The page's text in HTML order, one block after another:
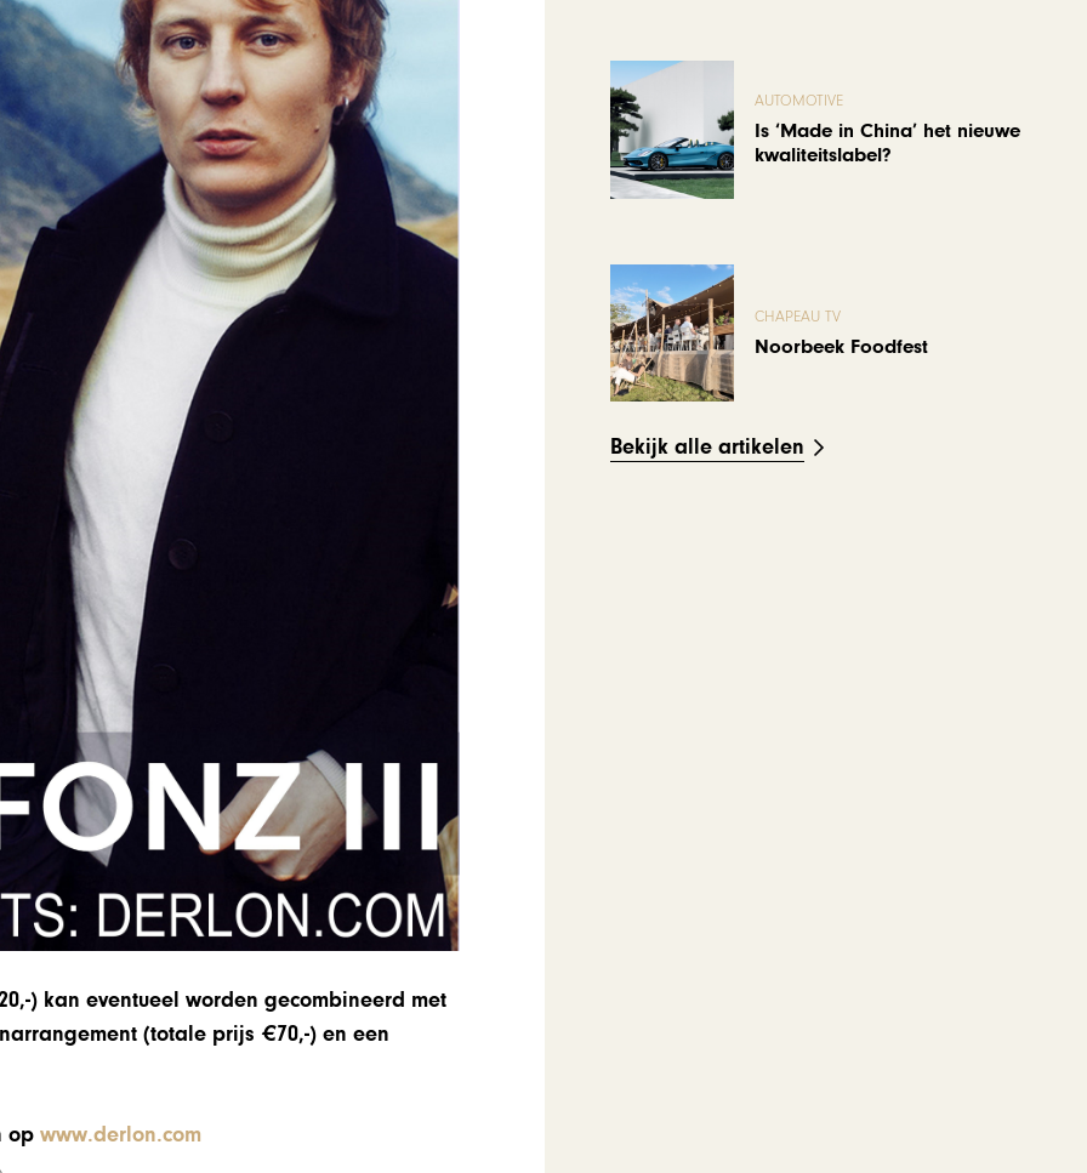
) kan eventueel worden gecombineerd met
(totale prijs €70,-) en een
opwww.derlon.com
AUTOMOTIVE
Is ‘Made in China’ het nieuwe
kwaliteitslabel?
CHAPEAU TV
Noorbeek Foodfest
Bekijk alle artikelen